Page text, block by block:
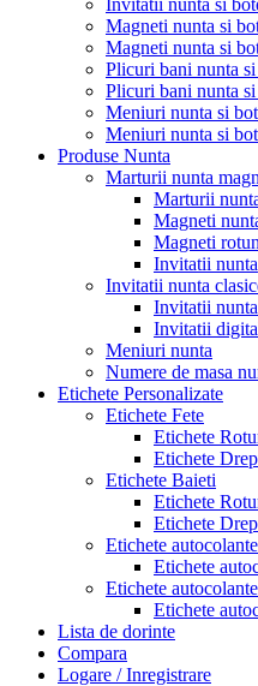
Magneti nunta si
Magneti nunta si
Plicuri bani nunta
Plicuri bani nunta
Meniuri nunta si
Meniuri nunta si
Produse Nunta
Marturii nunta
Marturii
Magneti
Magneti
Invitatii nunta
Invitatii nunta
Invitatii
Invitatii
Meniuri nunta
Numere de masa
Etichete Personalizate
Etichete Fete
Etichete
Etichete
Etichete Baieti
Etichete
Etichete
Etichete
Etichete
Etichete
Etichete
Lista de dorinte
Compara
Logare / Inregistrare